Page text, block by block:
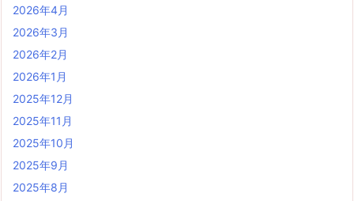
2026年4月
2026年3月
2026年2月
2026年1月
2025年12月
2025年11月
2025年10月
2025年9月
2025年8月